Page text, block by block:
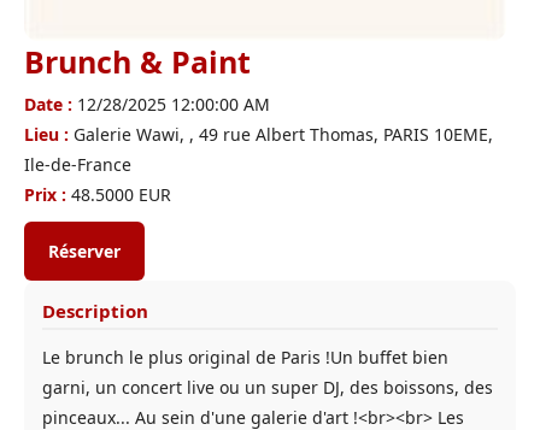
Brunch & Paint
Date : 12/28/2025 12:00:00 AM
Lieu : Galerie Wawi, , 49 rue Albert Thomas, PARIS 10EME,
Ile-de-France
Prix : 48.5000 EUR
Réserver
Description
Le brunch le plus original de Paris !Un buffet bien
garni, un concert live ou un super DJ, des boissons, des
pinceaux... Au sein d'une galerie d'art !<br><br> Les